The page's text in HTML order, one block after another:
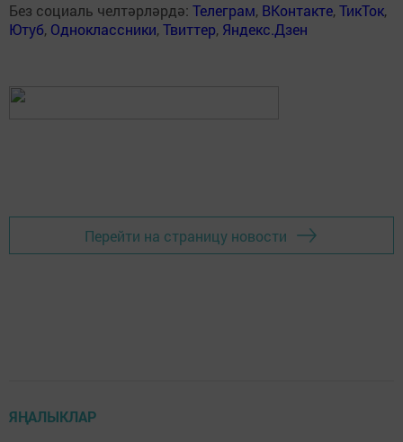
Без социаль челтәрләрдә: Телеграм, ВКонтакте,ТикТок,
Ютуб, Одноклассники,Твиттер, Яндекс.Дзен
Перейти на страницу новости
ЯҢАЛЫКЛАР